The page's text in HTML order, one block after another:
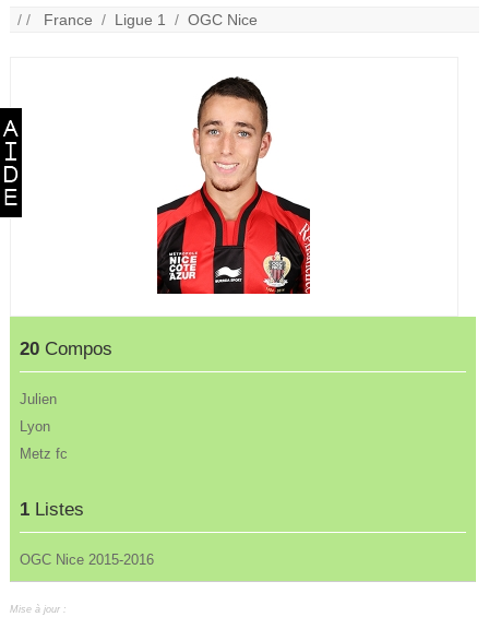
/ / France / Ligue 1 /OGC Nice
20 Compos
Julien
Lyon
Metz fc
1 Listes
OGC Nice 2015-2016
Mise à jour :